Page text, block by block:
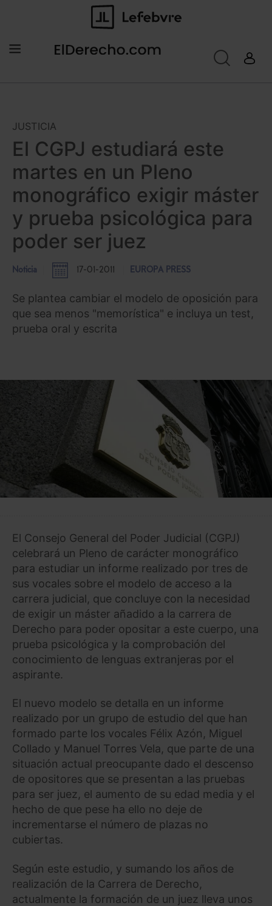
JUSTICIA
El CGPJ estudiará este
martes en un Pleno
monográfico exigir máster
y prueba psicológica para
poder ser juez
Noticia 17-01-2011 EUROPA PRESS
Se plantea cambiar el modelo de oposición para
que sea menos "memorística" e incluya un test,
prueba oral y escrita
El Consejo General del Poder Judicial (CGPJ)
celebrará un Pleno de carácter monográfico
para estudiar un informe realizado por tres de
sus vocales sobre el modelo de acceso a la
carrera judicial, que concluye con la necesidad
de exigir un máster añadido a la carrera de
Derecho para poder opositar a este cuerpo, una
prueba psicológica y la comprobación del
conocimiento de lenguas extranjeras por el
aspirante.
El nuevo modelo se detalla en un informe
realizado por un grupo de estudio del que han
formado parte los vocales Félix Azón, Miguel
Collado y Manuel Torres Vela, que parte de una
situación actual preocupante dado el descenso
de opositores que se presentan a las pruebas
para ser juez, el aumento de su edad media y el
hecho de que pese ha ello no deje de
incrementarse el número de plazas no
cubiertas.
Según este estudio, y sumando los años de
realización de la Carrera de Derecho,
actualmente la formación de un juez lleva unos